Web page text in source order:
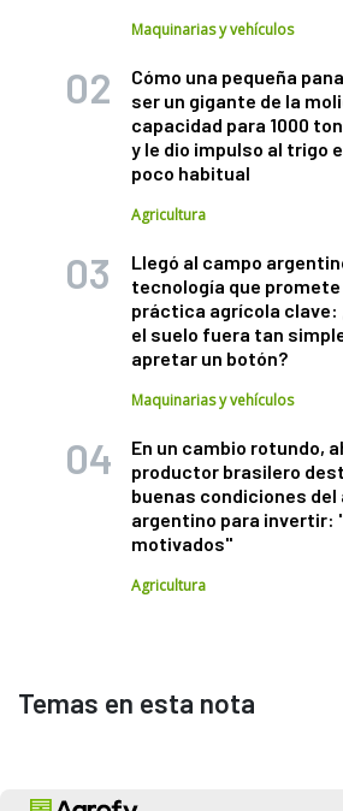
Maquinarias y vehículos
Cómo una pequeña
ser un gigante de la
capacidad para 1000
y le dio impulso al trigo
poco habitual
Agricultura
Llegó al campo
tecnología que
práctica agrícola clave:
el suelo fuera tan
apretar un botón?
Maquinarias y vehículos
En un cambio rotundo,
productor brasilero
buenas condiciones del
argentino para invertir:
motivados"
Agricultura
Temas en esta nota